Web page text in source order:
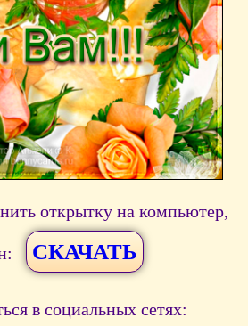
открытку на компьютер,
СКАЧАТЬ
в социальных сетях: